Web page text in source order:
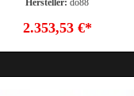
Hersteller:do88
2.353,53 €*